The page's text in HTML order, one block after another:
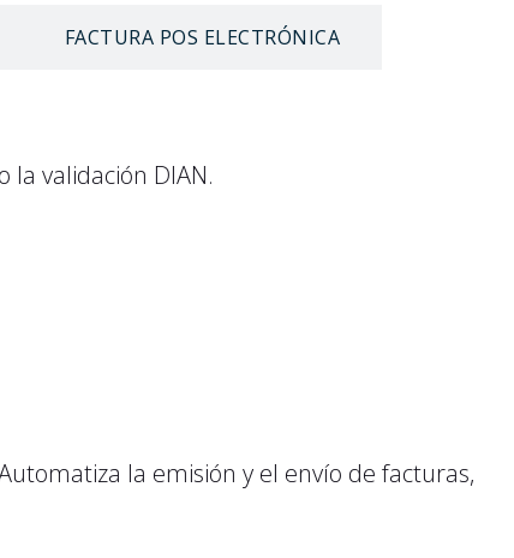
FACTURA POS ELECTRÓNICA
validación DIAN.
la emisión y el envío de facturas,